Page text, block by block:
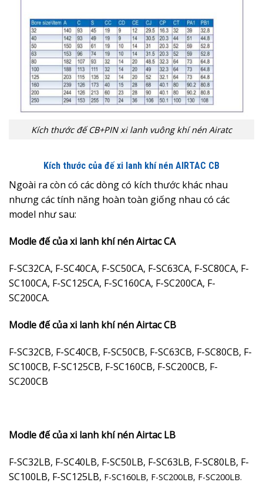
Kích thước đế CB+PIN xi lanh vuông khí nén Airatc
Kích thước của đế xi lanh khí nén AIRTAC CB
Ngoài ra còn có các dòng có kích thước khác nhau
nhưng các tính năng hoàn toàn giống nhau có các
model như sau:
Modle đế của xi lanh khí nén Airtac CA
F-SC32CA, F-SC40CA, F-SC50CA, F-SC63CA, F-SC80CA, F-
SC100CA, F-SC125CA, F-SC160CA, F-SC200CA, F-
SC200CA.
Modle đế của xi lanh khí nén Airtac CB
F-SC32CB, F-SC40CB, F-SC50CB, F-SC63CB, F-SC80CB, F-
SC100CB, F-SC125CB, F-SC160CB, F-SC200CB, F-
SC200CB
Modle đế của xi lanh khí nén Airtac LB
F-SC32LB, F-SC40LB, F-SC50LB, F-SC63LB, F-SC80LB, F-
SC100LB, F-SC125LB, F-SC160LB, F-SC200LB, F-SC200LB.